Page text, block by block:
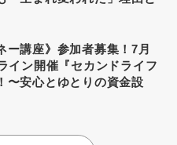
ー講座》参加者募集！7月
イン開催『セカンドライフ
〜安心とゆとりの資金設